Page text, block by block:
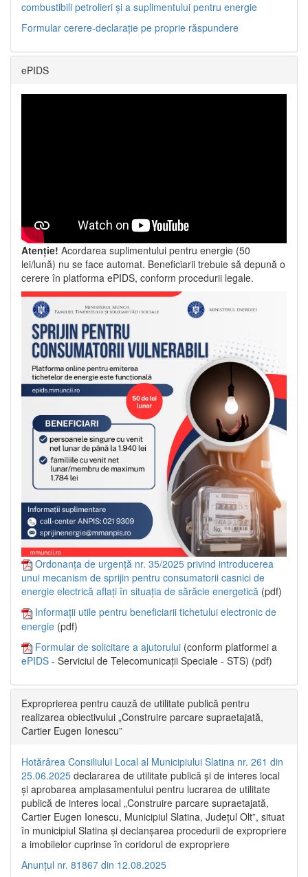
combustibili petrolieri și a suplimentului pentru energie
Formular cerere-declarație pe proprie răspundere
ePIDS
Atenție! Acordarea suplimentului pentru energie (50
lei/lună) nu se face automat. Beneficiarii trebuie să depună o
cerere în platforma ePIDS, conform procedurii legale.
Ordonanța de urgență nr. 35/2025 privind introducerea
unui mecanism de sprijin pentru consumatorii casnici de
energie electrică aflați în situația de sărăcie energetică (pdf)
Informații utile pentru beneficiarii tichetului electronic de
energie (pdf)
Formular de solicitare a ajutorului (conform platformei a
ePIDS - Serviciul de Telecomunicații Speciale - STS) (pdf)
Exproprierea pentru cauză de utilitate publică pentru
realizarea obiectivului „Construire parcare supraetajată,
Cartier Eugen Ionescu”
Hotărârea Consiliului Local al Municipiului Slatina nr. 261 din
25.06.2025 declararea de utilitate publică și de interes local
și aprobarea amplasamentului pentru lucrarea de utilitate
publică de interes local „Construire parcare supraetajată,
Cartier Eugen Ionescu, Municipiul Slatina, Județul Olt”, situat
în municipiul Slatina și declanșarea procedurii de expropriere
a imobilelor cuprinse în coridorul de expropriere
Anunțul nr. 81867 din 12.08.2025